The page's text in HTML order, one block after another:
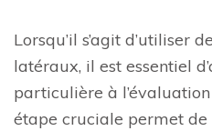
Lorsqu’il s’agit d’utiliser
latéraux, il est essentiel
particulière à
étape cruciale permet